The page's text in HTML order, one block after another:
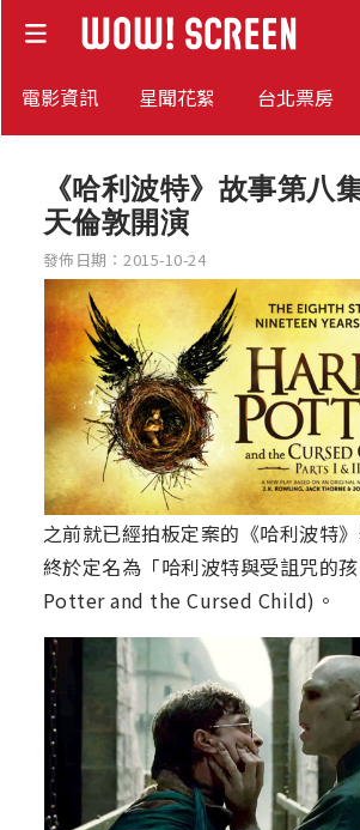
電影資訊 星聞花絮 台北票房
《哈利波特》故事第八
天倫敦開演
發佈日期：2015-10-24
之前就已經拍板定案的《哈利波特
終於定名為「哈利波特與受詛咒的
Potter and the Cursed Child)。